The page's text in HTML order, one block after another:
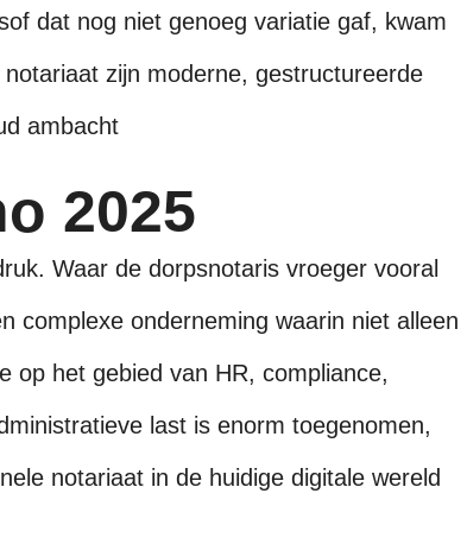
dat nog niet genoeg variatie gaf, kwam
zijn moderne, gestructureerde
ambacht
2025
Waar de dorpsnotaris vroeger vooral
complexe onderneming waarin niet alleen
op het gebied van HR, compliance,
last is enorm toegenomen,
notariaat in de huidige digitale wereld